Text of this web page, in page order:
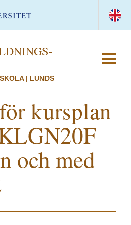
| LUNDS
kursplan
och med